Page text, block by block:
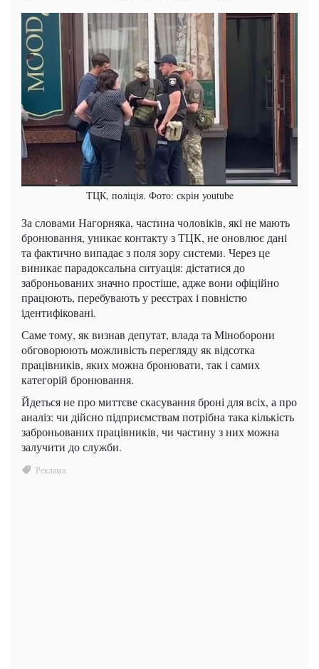
ТЦК, поліція. Фото: скрін youtube
За словами Нагорняка, частина чоловіків, які не мають
бронювання, уникає контакту з ТЦК, не оновлює дані
та фактично випадає з поля зору системи. Через це
виникає парадоксальна ситуація: дістатися до
заброньованих значно простіше, адже вони офіційно
працюють, перебувають у реєстрах і повністю
ідентифіковані.
Саме тому, як визнав депутат, влада та Міноборони
обговорюють можливість перегляду як відсотка
працівників, яких можна бронювати, так і самих
категорій бронювання.
Йдеться не про миттєве скасування броні для всіх, а про
аналіз: чи дійсно підприємствам потрібна така кількість
заброньованих працівників, чи частину з них можна
залучити до служби.